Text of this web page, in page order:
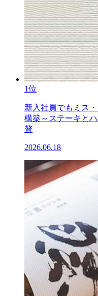
1位
新入社員でもミス
構築～ステーキと
贅
2026.06.18